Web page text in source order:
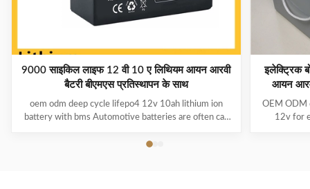
9000 साइकिल लाइफ 12 वी 10 ए लिथियम आयन आरवी
बैटरी बीएमएस प्रतिस्थापन के साथ
oem odm deep cycle lifepo4 12v 10ah lithium ion
battery with bms Automotive batteries are often call
designed to do just that. They can provide up to 900
इलेक्ट्रिक
आयन
OEM ODM
12v for